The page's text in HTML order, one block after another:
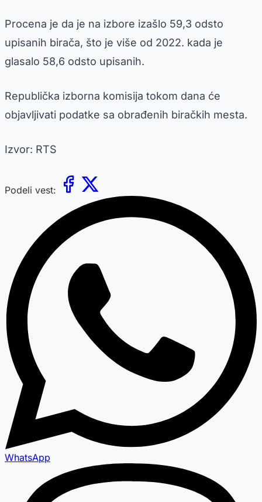
Procena je da je na izbore izašlo 59,3 odsto
upisanih birača, što je više od 2022. kada je
glasalo 58,6 odsto upisanih.
Republička izborna komisija tokom dana će
objavljivati podatke sa obrađenih biračkih mesta.
Izvor: RTS
Podeli vest:
WhatsApp